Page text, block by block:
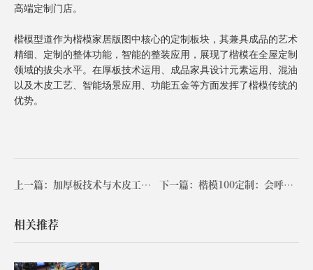
高端定制门店。
楷模型道作为楷模家居版图中核心的定制板块，其兼具成品的艺术
精细、定制的整体功能，智能的整装应用，展现了楷模在全屋定制
领域的拔尖水平。在厚板技术运用、成品家具设计元素运用、混油
以及木皮工艺、智能场景应用、功能五金等方面发挥了楷模传统的
优势。
上一篇：加厚板技术与木皮工艺：空间的个性、气质和颜值 下一篇：楷模100定制：会呼吸的空间
相关推荐